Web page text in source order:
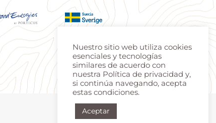
Nuestro sitio web utiliza cookies
esenciales y tecnologías
similares de acuerdo con
nuestra Política de privacidad y,
si continúa navegando, acepta
estas condiciones.
Aceptar